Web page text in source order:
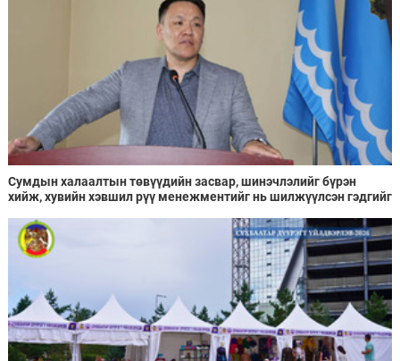
Сумдын халаалтын төвүүдийн засвар, шинэчлэлийг бүрэн
хийж, хувийн хэвшил рүү менежментийг нь шилжүүлсэн гэдгийг